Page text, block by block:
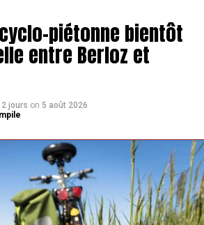
INFOS HANNUT
nommé à Hannut: mais
police hesbignonne était
piétonne bientôt
entre Berloz et
2 jours on 5 août 2026